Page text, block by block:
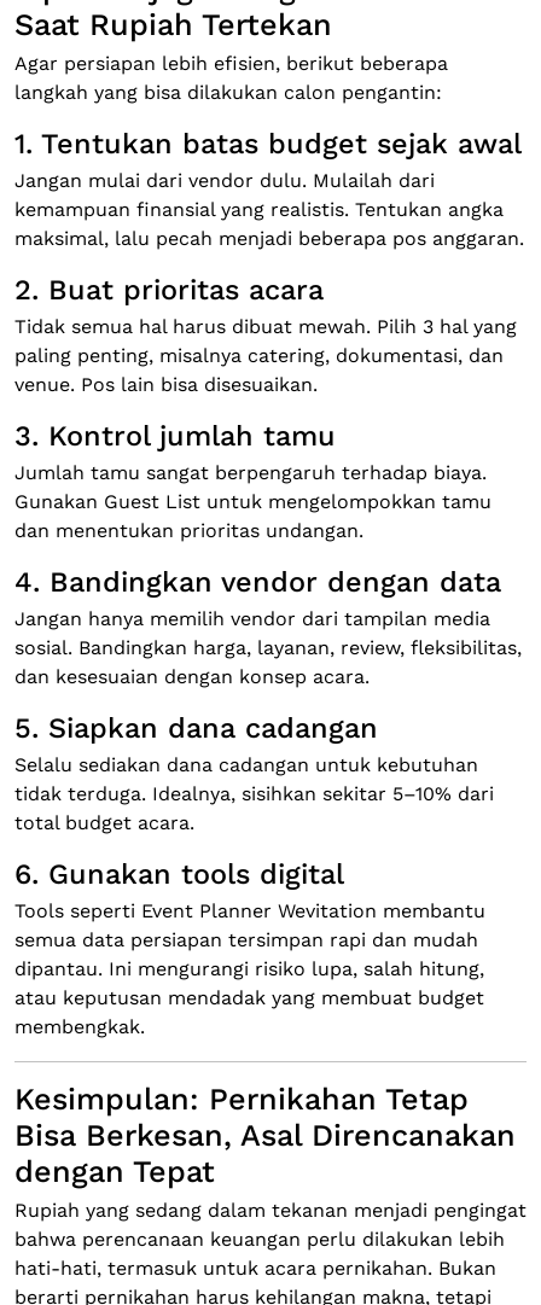
Saat Rupiah Tertekan
Agar persiapan lebih efisien, berikut beberapa
langkah yang bisa dilakukan calon pengantin:
1. Tentukan batas budget sejak awal
Jangan mulai dari vendor dulu. Mulailah dari
kemampuan finansial yang realistis. Tentukan angka
maksimal, lalu pecah menjadi beberapa pos anggaran.
2. Buat prioritas acara
Tidak semua hal harus dibuat mewah. Pilih 3 hal yang
paling penting, misalnya catering, dokumentasi, dan
venue. Pos lain bisa disesuaikan.
3. Kontrol jumlah tamu
Jumlah tamu sangat berpengaruh terhadap biaya.
Gunakan Guest List untuk mengelompokkan tamu
dan menentukan prioritas undangan.
4. Bandingkan vendor dengan data
Jangan hanya memilih vendor dari tampilan media
sosial. Bandingkan harga, layanan, review, fleksibilitas,
dan kesesuaian dengan konsep acara.
5. Siapkan dana cadangan
Selalu sediakan dana cadangan untuk kebutuhan
tidak terduga. Idealnya, sisihkan sekitar 5–10% dari
total budget acara.
6. Gunakan tools digital
Tools seperti Event Planner Wevitation membantu
semua data persiapan tersimpan rapi dan mudah
dipantau. Ini mengurangi risiko lupa, salah hitung,
atau keputusan mendadak yang membuat budget
membengkak.
Kesimpulan: Pernikahan Tetap
Bisa Berkesan, Asal Direncanakan
dengan Tepat
Rupiah yang sedang dalam tekanan menjadi pengingat
bahwa perencanaan keuangan perlu dilakukan lebih
hati-hati, termasuk untuk acara pernikahan. Bukan
berarti pernikahan harus kehilangan makna, tetapi